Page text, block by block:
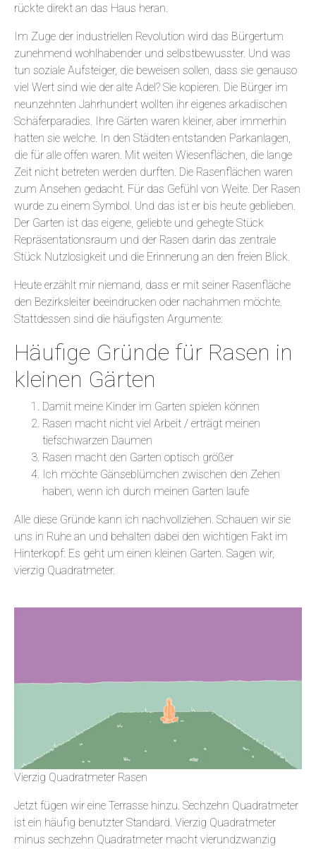
rückte direkt an das Haus heran.
Im Zuge der industriellen Revolution wird das Bürgertum
zunehmend wohlhabender und selbstbewusster. Und was
tun soziale Aufsteiger, die beweisen sollen, dass sie genauso
viel Wert sind wie der alte Adel? Sie kopieren. Die Bürger im
neunzehnten Jahrhundert wollten ihr eigenes arkadischen
Schäferparadies. Ihre Gärten waren kleiner, aber immerhin
hatten sie welche. In den Städten entstanden Parkanlagen,
die für alle offen waren. Mit weiten Wiesenflächen, die lange
Zeit nicht betreten werden durften. Die Rasenflächen waren
zum Ansehen gedacht. Für das Gefühl von Weite. Der Rasen
wurde zu einem Symbol. Und das ist er bis heute geblieben.
Der Garten ist das eigene, geliebte und gehegte Stück
Repräsentationsraum und der Rasen darin das zentrale
Stück Nutzlosigkeit und die Erinnerung an den freien Blick.
Heute erzählt mir niemand, dass er mit seiner Rasenfläche
den Bezirksleiter beeindrucken oder nachahmen möchte.
Stattdessen sind die häufigsten Argumente:
Häufige Gründe für Rasen in
kleinen Gärten
Damit meine Kinder im Garten spielen können
Rasen macht nicht viel Arbeit / erträgt meinen
tiefschwarzen Daumen
Rasen macht den Garten optisch größer
Ich möchte Gänseblümchen zwischen den Zehen
haben, wenn ich durch meinen Garten laufe
Alle diese Gründe kann ich nachvollziehen. Schauen wir sie
uns in Ruhe an und behalten dabei den wichtigen Fakt im
Hinterkopf: Es geht um einen kleinen Garten. Sagen wir,
vierzig Quadratmeter.
Vierzig Quadratmeter Rasen
Jetzt fügen wir eine Terrasse hinzu. Sechzehn Quadratmeter
ist ein häufig benutzter Standard. Vierzig Quadratmeter
minus sechzehn Quadratmeter macht vierundzwanzig